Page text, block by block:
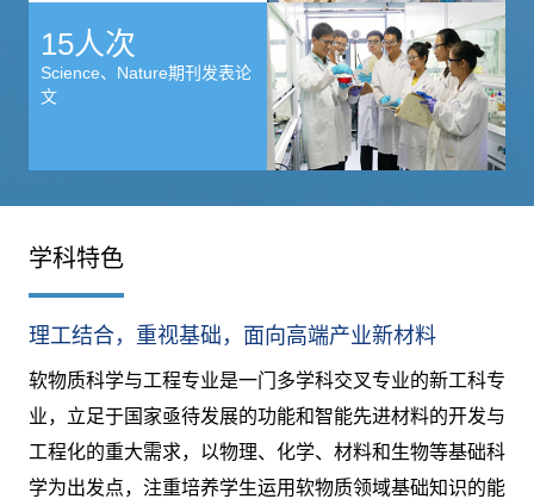
15人次
Science、Nature期刊发表论
文
学科特色
理工结合，重视基础，面向高端产业新材料
软物质科学与工程专业是一门多学科交叉专业的新工科专
业，立足于国家亟待发展的功能和智能先进材料的开发与
工程化的重大需求，以物理、化学、材料和生物等基础科
学为出发点，注重培养学生运用软物质领域基础知识的能